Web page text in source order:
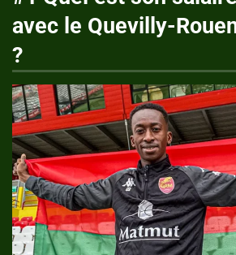
avec le Quevilly-
?